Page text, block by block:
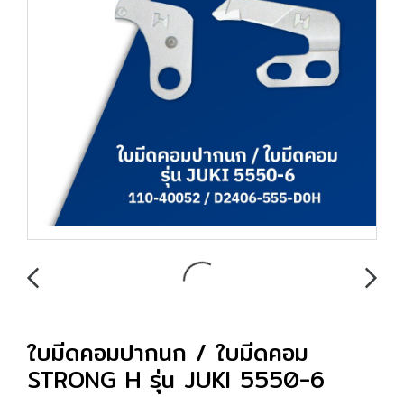
ใบมีดคอมปากนก / ใบมีดคอม
STRONG H รุ่น JUKI 5550-6